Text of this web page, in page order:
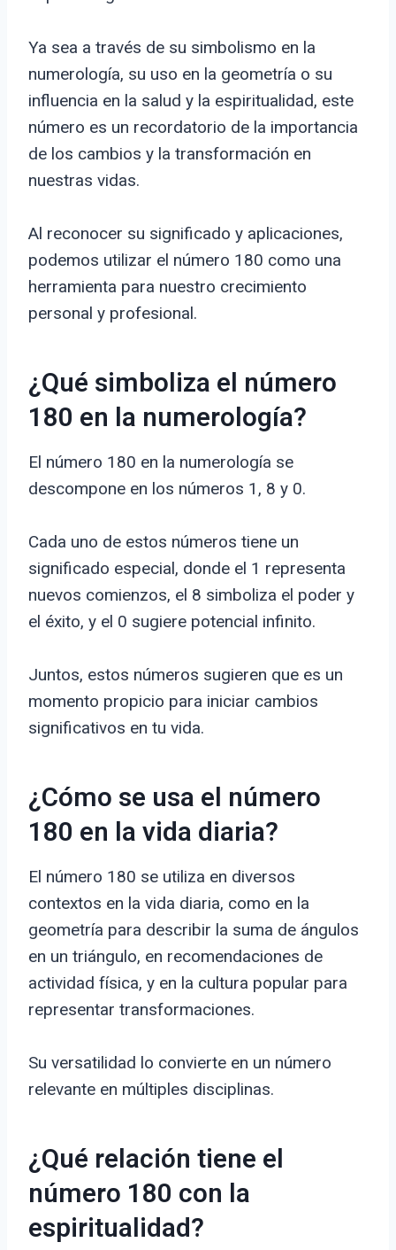
Ya sea a través de su simbolismo en la
numerología, su uso en la geometría o su
influencia en la salud y la espiritualidad, este
número es un recordatorio de la importancia
de los cambios y la transformación en
nuestras vidas.
Al reconocer su significado y aplicaciones,
podemos utilizar el número 180 como una
herramienta para nuestro crecimiento
personal y profesional.
¿Qué simboliza el número
180 en la numerología?
El número 180 en la numerología se
descompone en los números 1, 8 y 0.
Cada uno de estos números tiene un
significado especial, donde el 1 representa
nuevos comienzos, el 8 simboliza el poder y
el éxito, y el 0 sugiere potencial infinito.
Juntos, estos números sugieren que es un
momento propicio para iniciar cambios
significativos en tu vida.
¿Cómo se usa el número
180 en la vida diaria?
El número 180 se utiliza en diversos
contextos en la vida diaria, como en la
geometría para describir la suma de ángulos
en un triángulo, en recomendaciones de
actividad física, y en la cultura popular para
representar transformaciones.
Su versatilidad lo convierte en un número
relevante en múltiples disciplinas.
¿Qué relación tiene el
número 180 con la
espiritualidad?